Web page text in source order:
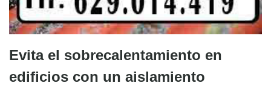
Evita el sobrecalentamiento en
edificios con un aislamiento